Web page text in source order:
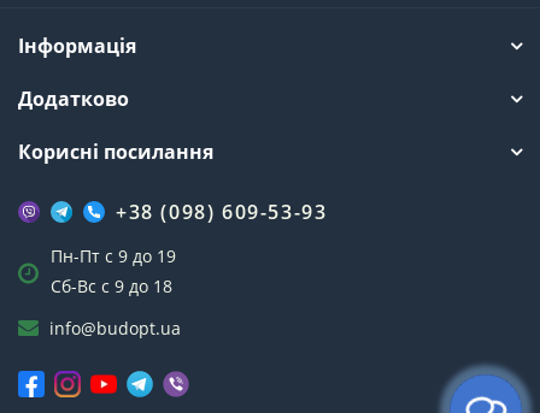
Інформація
Додатково
Корисні посилання
+38 (098) 609-53-93
Пн-Пт с 9 до 19
Сб-Вс с 9 до 18
info@budopt.ua